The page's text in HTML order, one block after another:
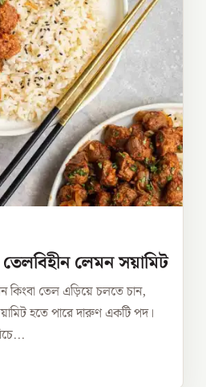
লেমন সয়ামিট
কিংবা তেল এড়িয়ে চলতে চান,
হতে পারে দারুণ একটি পদ।